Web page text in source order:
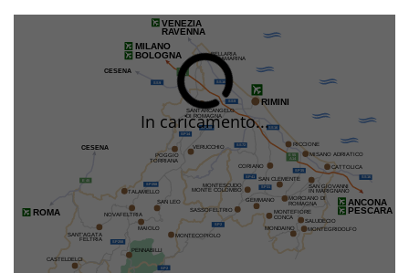
In caricamento...